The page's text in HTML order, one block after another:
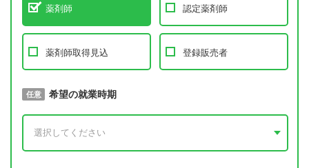
薬剤師 認定薬剤師
薬剤師取得見込 登録販売者
必須 取得予定年
任意 希望の就業時期